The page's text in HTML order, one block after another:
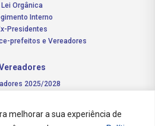
melhorar a sua experiência de
Lei Orgânica
Interno
Presidentes
prefeitos e Vereadores
2025/2028